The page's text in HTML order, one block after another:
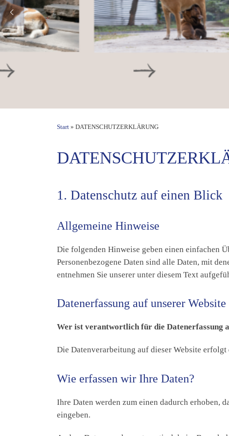
Start » DATENSCHUTZERKLÄRUNG
1. Datenschutz auf einen Blick
Allgemeine Hinweise
Die folgenden Hinweise geben einen einfachen
Personenbezogene Daten sind alle Daten, mit
entnehmen Sie unserer unter diesem Text
Datenerfassung auf unserer Website
Wer ist verantwortlich für die Datenerfassung
Die Datenverarbeitung auf dieser Website erfolgt
Wie erfassen wir Ihre Daten?
Ihre Daten werden zum einen dadurch erhoben,
eingeben.